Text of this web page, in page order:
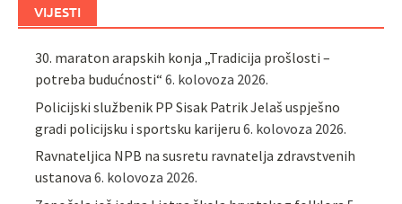
VIJESTI
30. maraton arapskih konja „Tradicija prošlosti –
potreba budućnosti“ 6. kolovoza 2026.
Policijski službenik PP Sisak Patrik Jelaš uspješno
gradi policijsku i sportsku karijeru 6. kolovoza 2026.
Ravnateljica NPB na susretu ravnatelja zdravstvenih
ustanova 6. kolovoza 2026.